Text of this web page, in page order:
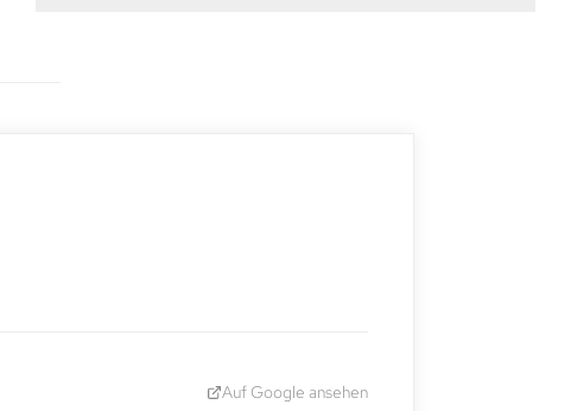
Auf Google ansehen